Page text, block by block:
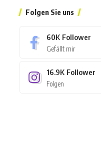
Folgen Sie uns
60K Follower
Gefällt mir
16.9K Follower
Folgen